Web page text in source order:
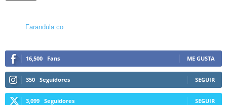
Farandula.co
16,500 Fans ME GUSTA
350 Seguidores SEGUIR
3,099 Seguidores SEGUIR